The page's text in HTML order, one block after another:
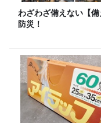
わざわざ備えない【
防災！